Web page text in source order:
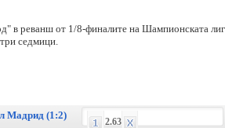
в реванш от 1/8-финалите на Шампионската
седмици.
Мадрид (1:2)
2.63